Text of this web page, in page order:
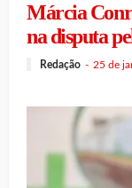
Márcia
na disputa
Redação 25 de